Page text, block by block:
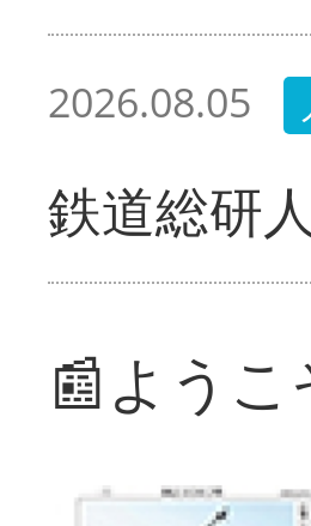
2026.08.05
鉄道総研
📰よう